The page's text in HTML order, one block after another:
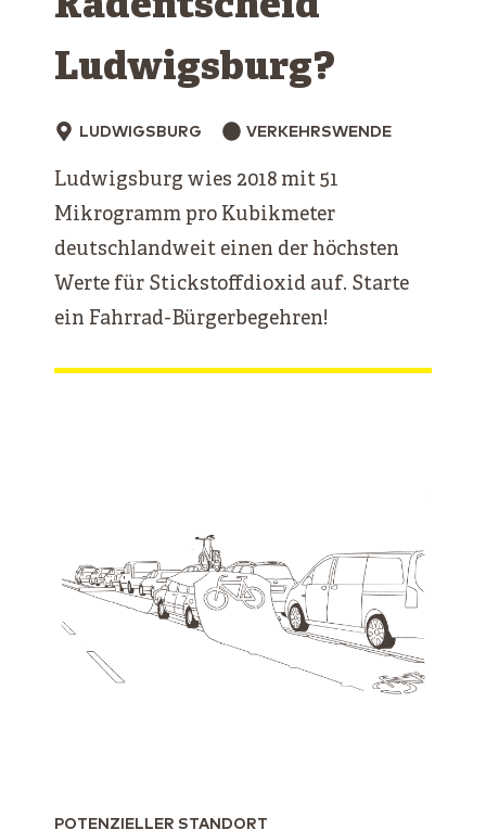
Ludwigsburg?
LUDWIGSBURG VERKEHRSWENDE
Ludwigsburg wies 2018 mit 51
Mikrogramm pro Kubikmeter
deutschlandweit einen der höchsten
Werte für Stickstoffdioxid auf. Starte
ein Fahrrad-Bürgerbegehren!
POTENZIELLER STANDORT